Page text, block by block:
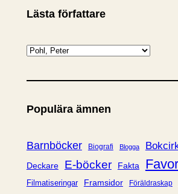
Lästa författare
K
t
g
r
Populära ämnen
Barnböcker Biografi Blogga
Deckare E-böcker Fakta
Filmatiseringar Framsidor Föräldraskap